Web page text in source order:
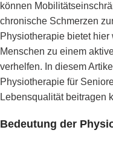
können
chronische Schmerzen
Physiotherapie bietet
Menschen zu einem
verhelfen. In diesem
Physiotherapie für
Lebensqualität beitragen
Bedeutung der